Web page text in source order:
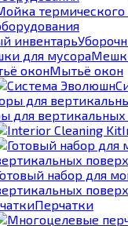
термического
Мытьё окон
для вертикальных
набор для
Перчатки